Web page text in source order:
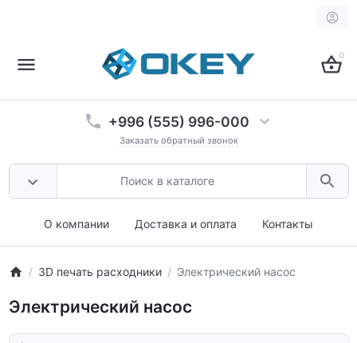
0
+996 (555) 996-000
Заказать обратный звонок
О компании Доставка и оплата Контакты
3D печать расходники Электрический насос
Электрический насос